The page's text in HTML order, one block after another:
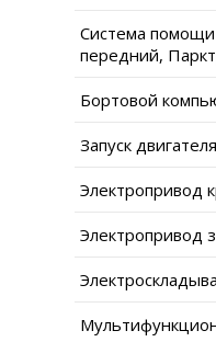
Система помощи
передний,
Бортовой
Запуск
Электропривод
Электропривод